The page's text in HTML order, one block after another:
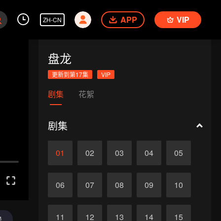
ZH-CN APP VIP
盘龙
更新到第17集 VIP
剧集 花絮
剧集
01 02 03 04 05
06 07 08 09 10
11 12 13 14 15